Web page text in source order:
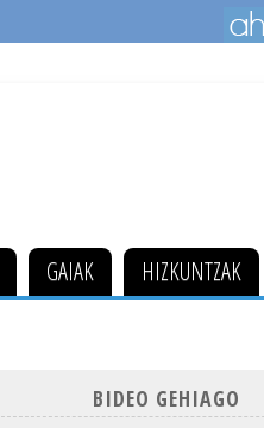
GAIAK HIZKUNTZAK
BIDEO GEHIAGO